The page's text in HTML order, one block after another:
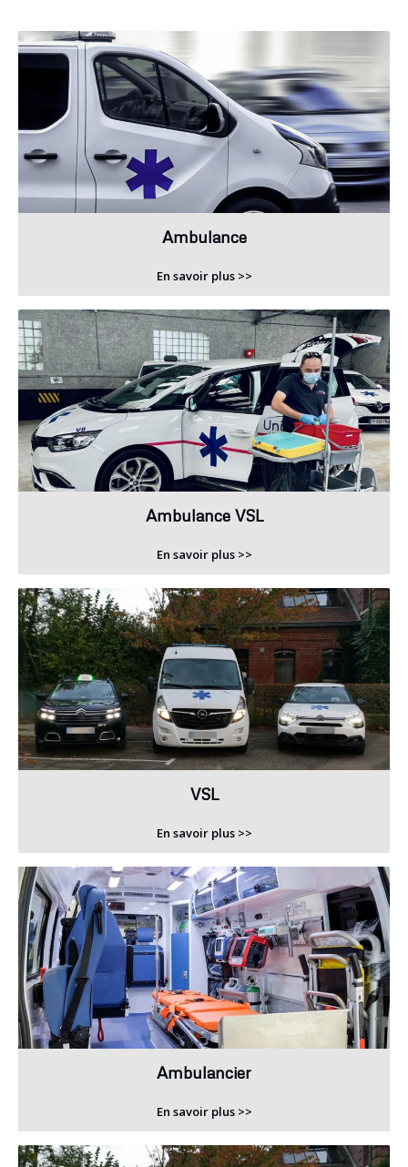
Ambulance
En savoir plus >>
Ambulance VSL
En savoir plus >>
VSL
En savoir plus >>
Ambulancier
En savoir plus >>